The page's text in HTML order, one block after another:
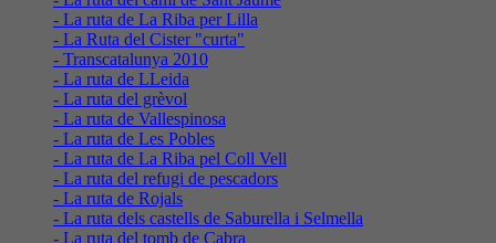
- La ruta de La Riba per Lilla
- La Ruta del Cister "curta"
- Transcatalunya 2010
- La ruta de LLeida
- La ruta del grèvol
- La ruta de Vallespinosa
- La ruta de Les Pobles
- La ruta de La Riba pel Coll Vell
- La ruta del refugi de pescadors
- La ruta de Rojals
- La ruta dels castells de Saburella i Selmella
- La ruta del tomb de Cabra